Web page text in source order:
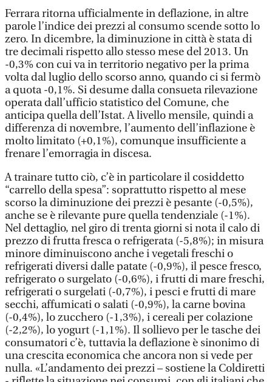
Ferrara ritorna ufficialmente in deflazione, in altre
parole l’indice dei prezzi al consumo scende sotto lo
zero. In dicembre, la diminuzione in città è stata di
tre decimali rispetto allo stesso mese del 2013. Un
-0,3% con cui va in territorio negativo per la prima
volta dal luglio dello scorso anno, quando ci si fermò
a quota -0,1%. Si desume dalla consueta rilevazione
operata dall’ufficio statistico del Comune, che
anticipa quella dell’Istat. A livello mensile, quindi a
differenza di novembre, l’aumento dell’inflazione è
molto limitato (+0,1%), comunque insufficiente a
frenare l’emorragia in discesa.
A trainare tutto ciò, c’è in particolare il cosiddetto
“carrello della spesa”: soprattutto rispetto al mese
scorso la diminuzione dei prezzi è pesante (-0,5%),
anche se è rilevante pure quella tendenziale (-1%).
Nel dettaglio, nel giro di trenta giorni si nota il calo di
prezzo di frutta fresca o refrigerata (-5,8%); in misura
minore diminuiscono anche i vegetali freschi o
refrigerati diversi dalle patate (-0,9%), il pesce fresco,
refrigerato o surgelato (-0,6%), i frutti di mare freschi,
refrigerati o surgelati (-0,7%), i pesci e frutti di mare
secchi, affumicati o salati (-0,9%), la carne bovina
(-0,4%), lo zucchero (-1,3%), i cereali per colazione
(-2,2%), lo yogurt (-1,1%). Il sollievo per le tasche dei
consumatori c’è, tuttavia la deflazione è sinonimo di
una crescita economica che ancora non si vede per
nulla. «L’andamento dei prezzi – sostiene la Coldiretti